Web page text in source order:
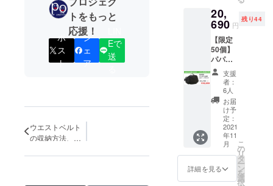
トをもっと
応援！
ポ
ス
ト
シ
ェ
ア
Eで
送
ウエストベルト
の収納方法、ウ
捻じれについて
んの笑顔が
広がるよ
う、子育て
を応援する
アイテムを
企画・開発
していま
ケッ
ト、背
面ポ
ケッ
ト、持
ち手
×1、ウ
エスト
ベルト
×1、背
当て
×1、落
下防止
ベルト
×1、
ダー
パッ
重量：
510g ■
インポ
ケット
×1、
メッ
シュポ
ケット
×1、固
定収納
バン
ド、イ
ンナー
ファス
ナーポ
ケット
仕様 ■
ブラッ
ク ■サ
イズ
（約）
タテ：
前面
19mc、
背面
22cm
最大
幅：
47cm
マチ：
10cm
ベルト
周囲
20,
690 円
残り44
【限定
50個】
パパ
バッグ
キャリ
アーモ
デル×1
点 ■予
定販売
価格
21,780
円の
5%OFF
■防水素
材ター
支援
者：
6人
お届
け予
定：
2021
年11
月
詳細を見る
こ
の
リ
タ
ー
ン
を
選
択